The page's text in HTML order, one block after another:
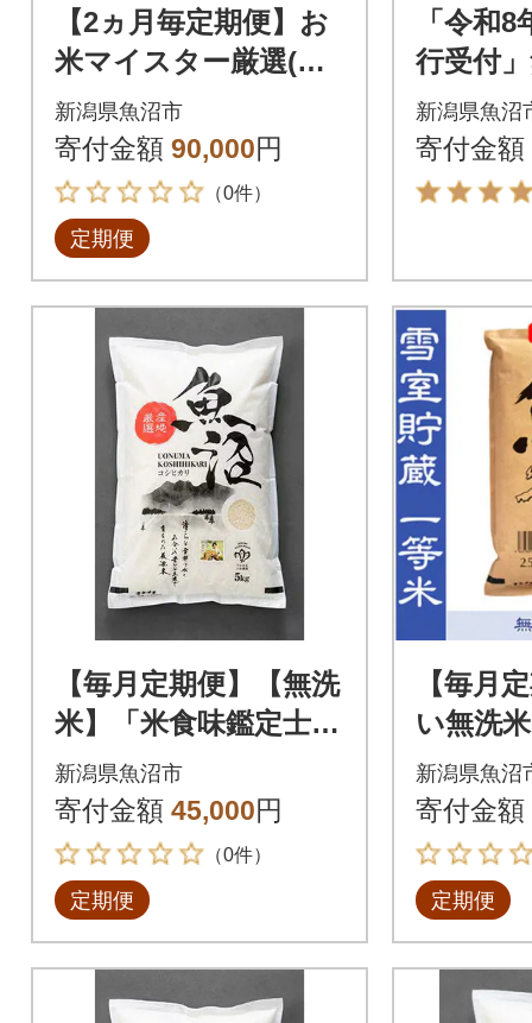
【2ヵ月毎定期便】お
米マイスター厳選(無
洗米)魚沼産コシヒカ
リ100% 6kg(3kg×2)全
5回
新潟県魚沼市
寄付金額 90,000円
（0件）
定期便
「令和
行受付
家自慢
ヒカリ
新潟県魚沼
寄付金額
【毎月定期便】【無洗
米】「米食味鑑定士
厳選」魚沼産コシヒカ
リ5kg全3回
新潟県魚沼市
寄付金額 45,000円
（0件）
定期便
【毎月
い無洗
米マイ
沼産コ
2.5kg
新潟県魚沼
寄付金額
定期便